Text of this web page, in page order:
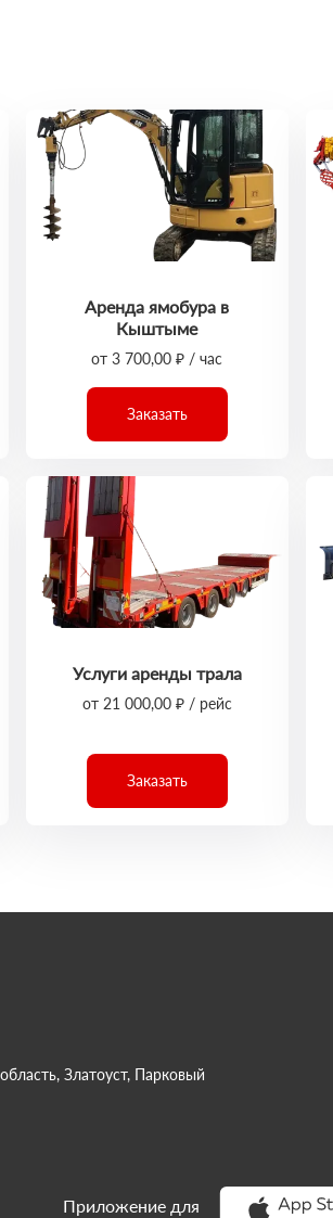
Аренда ямобура в
Кыштыме
от 3 700,00 ₽ / час
Заказать
Услуги аренды трала
от 21 000,00 ₽ / рейс
Заказать
Златоуст, Парковый
Приложение для